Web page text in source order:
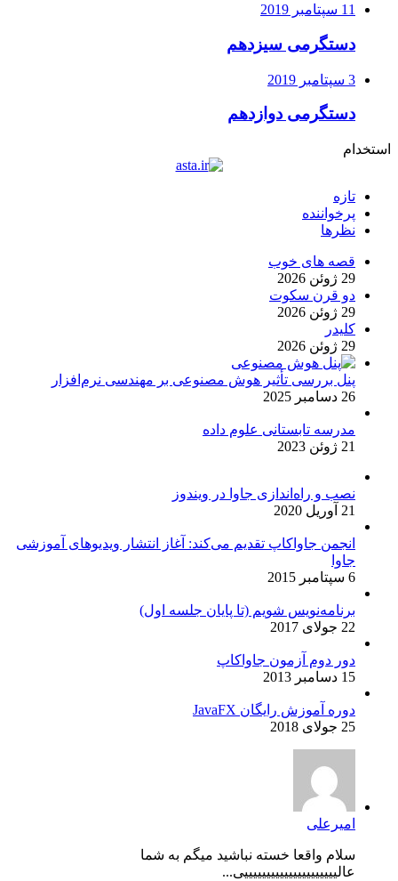
11 سپتامبر 2019
دستگرمی سیزدهم
3 سپتامبر 2019
دستگرمی دوازدهم
استخدام
تازه
پرخواننده
نظرها
قصه های خوب
29 ژوئن 2026
دو قرن سکوت
29 ژوئن 2026
کلیدر
29 ژوئن 2026
پنل بررسی تأثیر هوش مصنوعی بر مهندسی نرم‌افزار
26 دسامبر 2025
مدرسه تابستانی علوم داده
21 ژوئن 2023
نصب و راه‌اندازی جاوا در ویندوز
21 آوریل 2020
انجمن جاواکاپ تقدیم می‌کند: آغاز انتشار ویدیوهای آموزشی
جاوا
6 سپتامبر 2015
برنامه‌نویس شویم (تا پایان جلسه اول)
22 جولای 2017
دور دوم آزمون جاواکاپ
15 دسامبر 2013
دوره آموزش رایگان JavaFX
25 جولای 2018
امیرعلی
سلام واقعا خسته نباشید میگم به شما
عالیییییییییییییییییییییی...